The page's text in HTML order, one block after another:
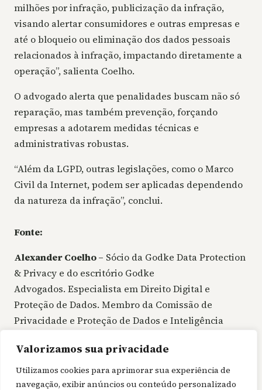
Valorizamos sua privacidade
Utilizamos cookies para aprimorar sua experiência de
navegação, exibir anúncios ou conteúdo personalizado
milhões por infração, publicização da infração,
visando alertar consumidores e outras empresas e
até o bloqueio ou eliminação dos dados pessoais
relacionados à infração, impactando diretamente a
operação”, salienta Coelho.
O advogado alerta que penalidades buscam não só
reparação, mas também prevenção, forçando
empresas a adotarem medidas técnicas e
administrativas robustas.
“Além da LGPD, outras legislações, como o Marco
Civil da Internet, podem ser aplicadas dependendo
da natureza da infração”, conclui.
Fonte:
Alexander Coelho – Sócio da Godke Data Protection
& Privacy e do escritório Godke
Advogados. Especialista em Direito Digital e
Proteção de Dados. Membro da Comissão de
Privacidade e Proteção de Dados e Inteligência
Digital Services pela Faculdade de Direito de Lisboa
(Portugal).